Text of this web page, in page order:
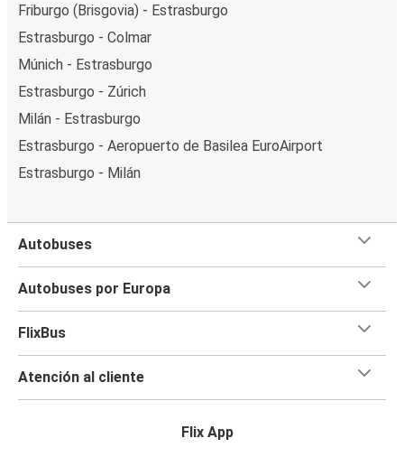
Friburgo (Brisgovia) - Estrasburgo
Estrasburgo - Colmar
Múnich - Estrasburgo
Estrasburgo - Zúrich
Milán - Estrasburgo
Estrasburgo - Aeropuerto de Basilea EuroAirport
Estrasburgo - Milán
Autobuses
Autobuses por Europa
FlixBus
Atención al cliente
Flix App